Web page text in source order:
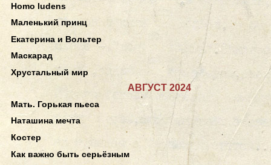
Homo ludens
Маленький принц
Екатерина и Вольтер
Маскарад
Хрустальный мир
АВГУСТ 2024
Мать. Горькая пьеса
Наташина мечта
Костер
Как важно быть серьёзным